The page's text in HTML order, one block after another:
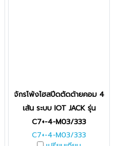
จักรโพ้งไฮสปีดตัดด้ายคอม 4
เส้น ระบบ IOT JACK รุ่น
C7+-4-M03/333
C7+-4-M03/333